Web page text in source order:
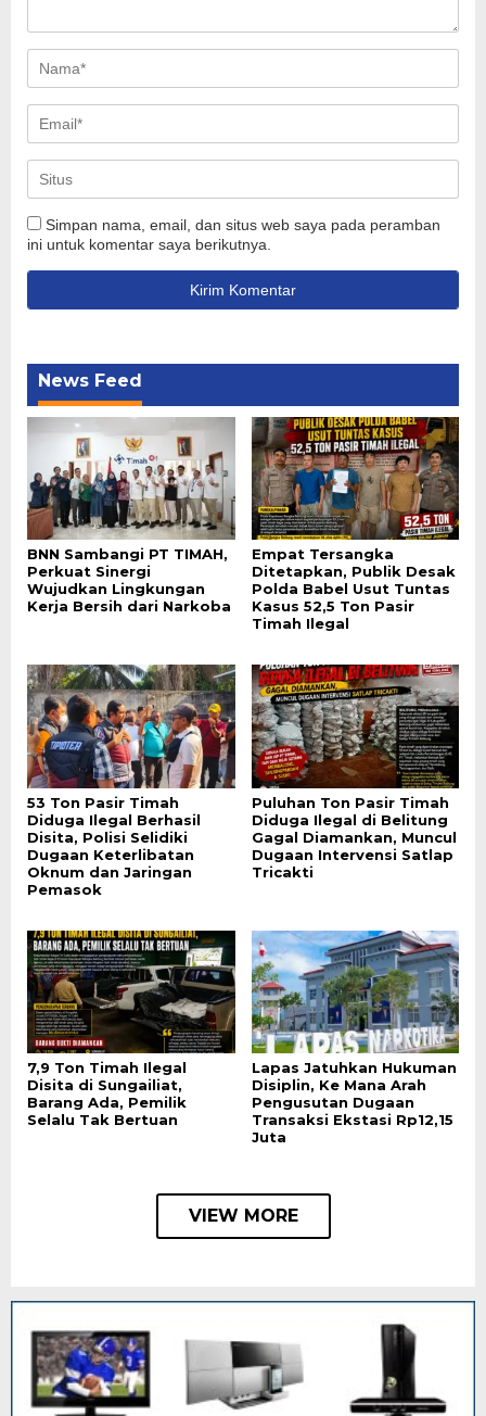
Simpan nama, email, dan situs web saya pada peramban
ini untuk komentar saya berikutnya.
News Feed
BNN Sambangi PT TIMAH,
Perkuat Sinergi
Wujudkan Lingkungan
Kerja Bersih dari Narkoba
Empat Tersangka
Ditetapkan, Publik Desak
Polda Babel Usut Tuntas
Kasus 52,5 Ton Pasir
Timah Ilegal
53 Ton Pasir Timah
Diduga Ilegal Berhasil
Disita, Polisi Selidiki
Dugaan Keterlibatan
Oknum dan Jaringan
Pemasok
Puluhan Ton Pasir Timah
Diduga Ilegal di Belitung
Gagal Diamankan, Muncul
Dugaan Intervensi Satlap
Tricakti
7,9 Ton Timah Ilegal
Disita di Sungailiat,
Barang Ada, Pemilik
Selalu Tak Bertuan
Lapas Jatuhkan Hukuman
Disiplin, Ke Mana Arah
Pengusutan Dugaan
Transaksi Ekstasi Rp12,15
Juta
VIEW MORE